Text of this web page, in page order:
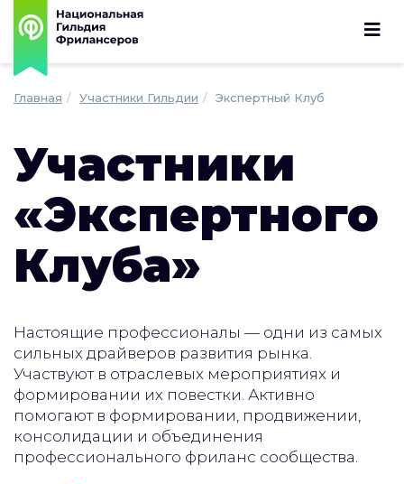
Главная Участники Гильдии Экспертный Клуб
Участники
«Экспертного
Клуба»
Настоящие профессионалы — одни из самых
сильных драйверов развития рынка.
Участвуют в отраслевых мероприятиях и
формировании их повестки. Активно
помогают в формировании, продвижении,
консолидации и объединения
профессионального фриланс сообщества.